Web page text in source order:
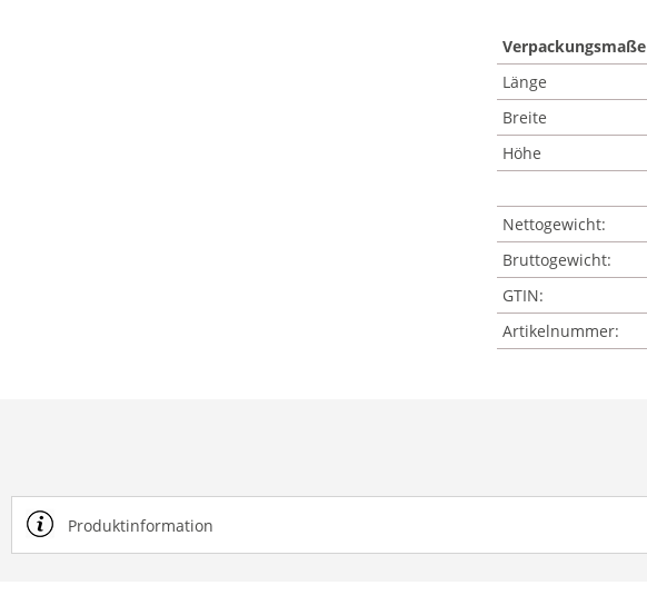
Verpackungsmaße
Länge
Breite
Höhe
Nettogewicht:
Bruttogewicht:
GTIN:
Artikelnummer:
Produktinformation